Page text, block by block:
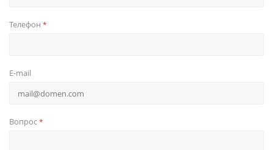
Телефон *
E-mail
Вопрос*